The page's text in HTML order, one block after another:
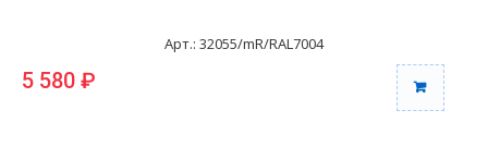
Арт.: 32055/mR/RAL7004
5 580 ₽